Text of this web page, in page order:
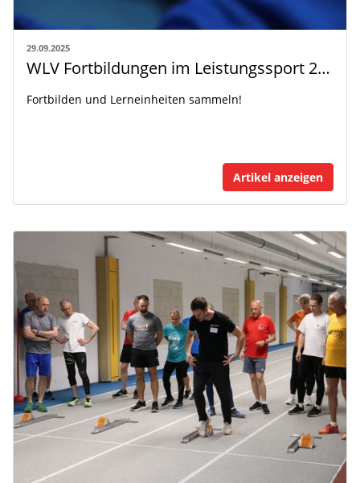
29.09.2025
WLV Fortbildungen im Leistungssport 2025
Fortbilden und Lerneinheiten sammeln!
Artikel anzeigen